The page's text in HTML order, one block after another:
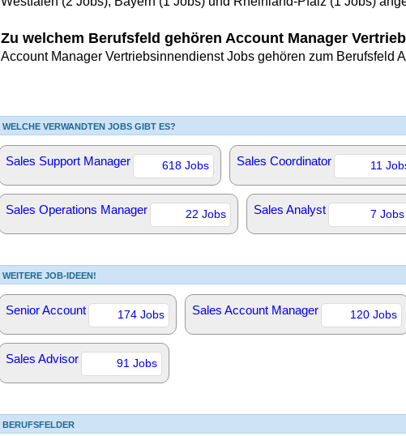
Zu welchem Berufsfeld gehören Account Manager
Account Manager Vertriebsinnendienst Jobs gehören zum Berufsfeld
WELCHE VERWANDTEN JOBS GIBT ES?
Sales Support Manager 618 Jobs Sales Coordinator 11
Sales Operations Manager 22 Jobs Sales Analyst 7 Jobs
WEITERE JOB-IDEEN!
Senior Account 174 Jobs Sales Account Manager 120 Jobs
Sales Advisor 91 Jobs
BERUFSFELDER